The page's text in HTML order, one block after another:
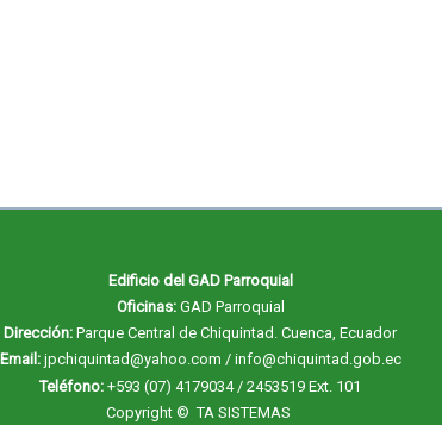
Edificio del GAD Parroquial
Oficinas:GAD Parroquial
Dirección: Parque Central de Chiquintad. Cuenca, Ecuador
Email:jpchiquintad@yahoo.com / info@chiquintad.gob.ec
Teléfono: +593 (07) 4179034 / 2453519 Ext. 101
Copyright © TA SISTEMAS